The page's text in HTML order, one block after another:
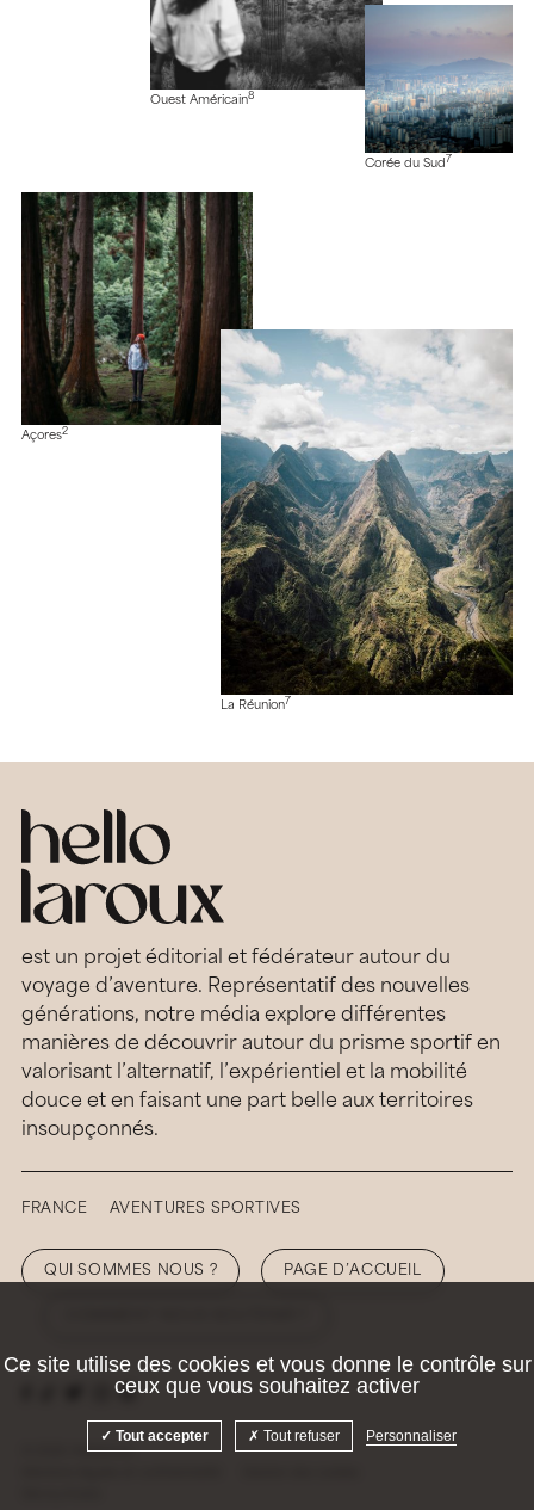
Ouest Américain8
Corée du Sud 7
Açores2
La Réunion7
est un projet éditorial et fédérateur autour du
voyage d’aventure. Représentatif des nouvelles
générations, notre média explore différentes
manières de découvrir autour du prisme sportif en
valorisant l’alternatif, l’expérientiel et la mobilité
douce et en faisant une part belle aux territoires
insoupçonnés.
FRANCE AVENTURES SPORTIVES
QUI SOMMES NOUS ? PAGE D’ACCUEIL
© 2026 Hellolaroux
Ce site utilise des cookies et vous donne le contrôle sur
ceux que vous souhaitez activer
Tout accepter Tout refuser Personnaliser